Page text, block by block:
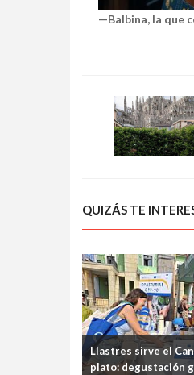
—Balbina, la que
QUIZÁS TE
Llastres sirve el
plato: degustación